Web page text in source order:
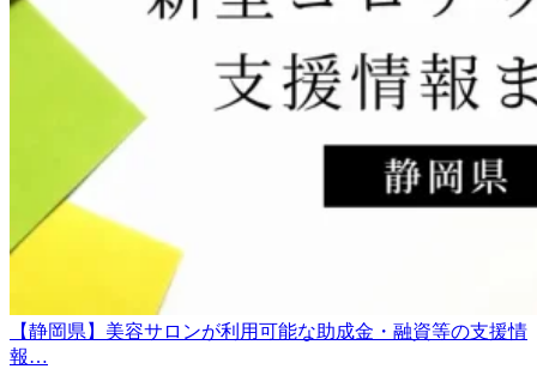
【静岡県】美容サロンが利用可能な助成金・融資等の支援情
報…